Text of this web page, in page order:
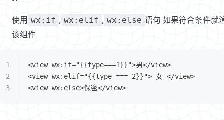
使用 wx:if wx:elif wx:else 语句 如果符合条件就
该组件
<view wx:if="{{type===1}}">男</view>
<view wx:elif="{{type === 2}}"> 女 </view>
<view wx:else>保密</view>